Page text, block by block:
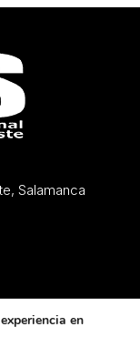
Salamanca
en